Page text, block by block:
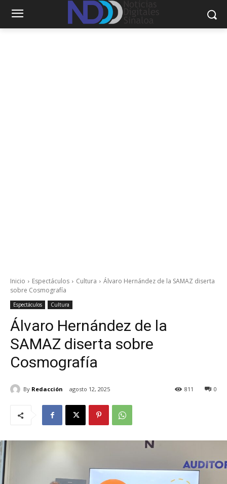
Inicio Espectáculos Cultura
Álvaro Hernández de la SAMAZ diserta
sobre Cosmografía
Espectáculos Cultura
Álvaro Hernández de la
SAMAZ diserta sobre
Cosmografía
By Redacción agosto 12, 2025 0
811